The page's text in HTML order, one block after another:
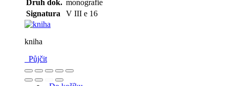
Druh dok. monografie
Signatura
V III e 16
kniha
Půjčit